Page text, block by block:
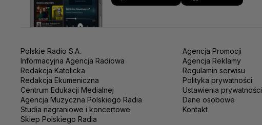
Polskie Radio S.A.
Informacyjna Agencja Radiowa
Redakcja Katolicka
Redakcja Ekumeniczna
Centrum Edukacji Medialnej
Agencja Muzyczna Polskiego Radia
Studia nagraniowe i koncertowe
Sklep Polskiego Radia
Agencja Promocji
Agencja Reklamy
Regulamin serwisu
Polityka prywatności
Ustawienia prywatności
Dane osobowe
Kontakt